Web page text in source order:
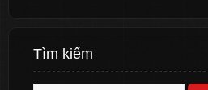
Tìm kiếm